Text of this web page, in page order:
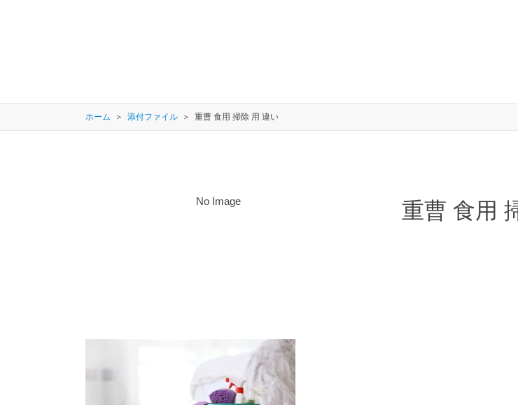
ホーム 添付ファイル 重曹 食用 掃除 用 違い
No Image 重曹 食用